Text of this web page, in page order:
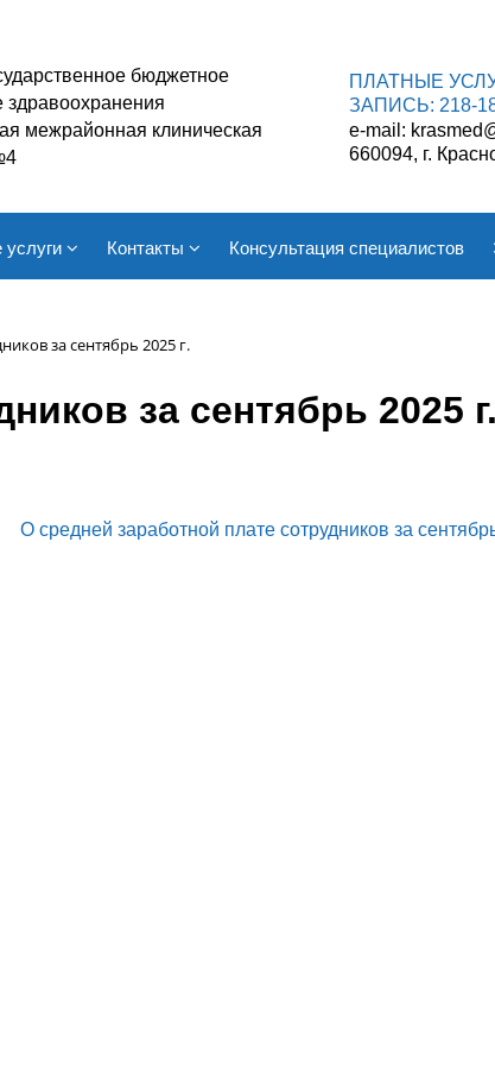
бюджетное
здравоохранения
межрайонная клиническая
ПЛАТНЫЕ
ЗАПИСЬ: 218-
e-mail:
660094, г.
Контакты Консультация специалистов
за сентябрь 2025 г.
за сентябрь 2025 г.
О средней заработной плате сотрудников за